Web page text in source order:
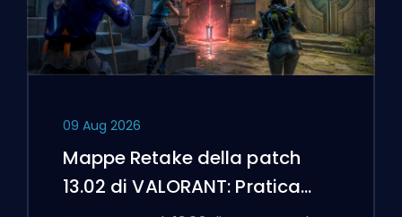
09 Aug 2026
Mappe Retake della patch
13.02 di VALORANT: Pratica